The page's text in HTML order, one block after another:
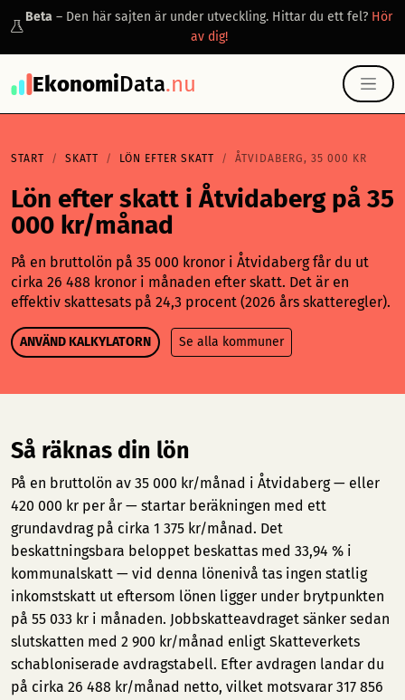
Beta – Den här sajten är under utveckling. Hittar du ett fel? Hör
av dig!
EkonomiData.nu
START SKATT LÖN EFTER SKATT ÅTVIDABERG, 35 000 KR
Lön efter skatt i Åtvidaberg på 35
000 kr/månad
På en bruttolön på 35 000 kronor i Åtvidaberg får du ut
cirka 26 488 kronor i månaden efter skatt. Det är en
effektiv skattesats på 24,3 procent (2026 års skatteregler).
ANVÄND KALKYLATORN Se alla kommuner
Så räknas din lön
På en bruttolön av 35 000 kr/månad i Åtvidaberg — eller
420 000 kr per år — startar beräkningen med ett
grundavdrag på cirka 1 375 kr/månad. Det
beskattningsbara beloppet beskattas med 33,94 % i
kommunalskatt — vid denna lönenivå tas ingen statlig
inkomstskatt ut eftersom lönen ligger under brytpunkten
på 55 033 kr i månaden. Jobbskatteavdraget sänker sedan
slutskatten med 2 900 kr/månad enligt Skatteverkets
schabloniserade avdragstabell. Efter avdragen landar du
på cirka 26 488 kr/månad netto, vilket motsvarar 317 856